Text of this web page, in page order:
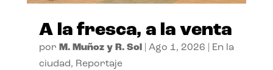
A la fresca, a la venta
por M. Muñoz y R. Sol| Ago 1, 2026
En la
ciudad, Reportaje